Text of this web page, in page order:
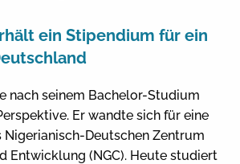
ein Stipendium für ein
nach seinem Bachelor-Studium
Er wandte sich für eine
Nigerianisch-Deutschen Zentrum
Entwicklung (NGC). Heute studiert